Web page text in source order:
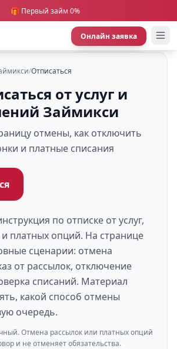
🎁 Первый займ 0%
Онлайн заявка
/Отписаться
от услуг и
Займикси
отмены, как отключить
и платные списания
по отписке от услуг,
платных опций. На странице
сценарии: отмена
от рассылок, отключение
списаний. Материал
какой способ отмены
очередь.
Отмена рассылок или платных опций
и не отменяет обязательства.